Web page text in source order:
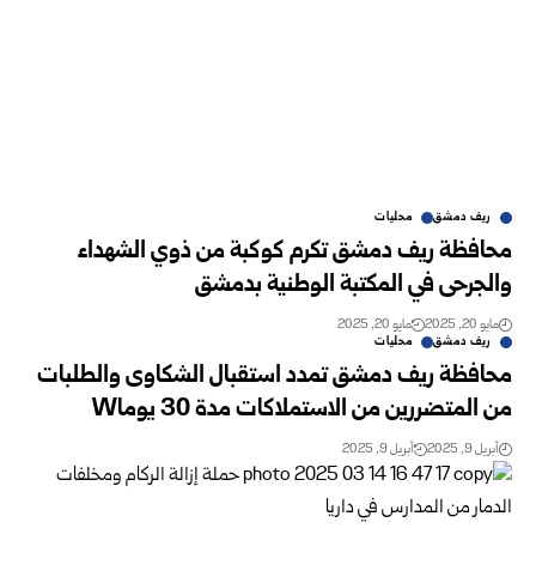
ريف دمشق محليات
محافظة ريف دمشق تكرم كوكبة من ذوي الشهداء
والجرحى في المكتبة الوطنية بدمشق
مايو 20, 2025 مايو 20, 2025
ريف دمشق محليات
محافظة ريف دمشق تمدد استقبال الشكاوى والطلبات
من المتضررين من الاستملاكات مدة 30 يوماW
أبريل 9, 2025 أبريل 9, 2025